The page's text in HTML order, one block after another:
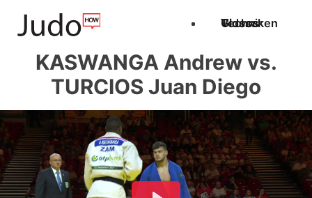
Techniken
Videos
Glossar
KASWANGA Andrew vs.
TURCIOS Juan Diego